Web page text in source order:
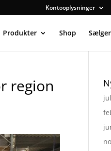
Kontooplysninger
Produkter Shop
region